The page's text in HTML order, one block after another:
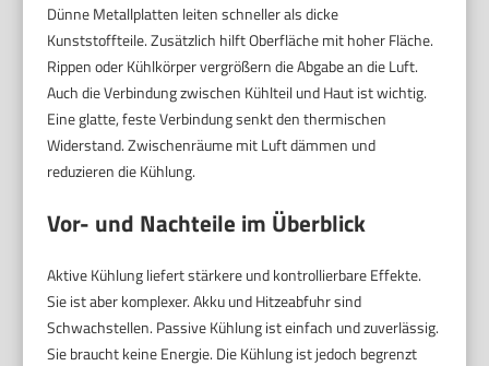
Dünne Metallplatten leiten schneller als dicke
Kunststoffteile. Zusätzlich hilft Oberfläche mit hoher Fläche.
Rippen oder Kühlkörper vergrößern die Abgabe an die Luft.
Auch die Verbindung zwischen Kühlteil und Haut ist wichtig.
Eine glatte, feste Verbindung senkt den thermischen
Widerstand. Zwischenräume mit Luft dämmen und
reduzieren die Kühlung.
Vor- und Nachteile im Überblick
Aktive Kühlung liefert stärkere und kontrollierbare Effekte.
Sie ist aber komplexer. Akku und Hitzeabfuhr sind
Schwachstellen. Passive Kühlung ist einfach und zuverlässig.
Sie braucht keine Energie. Die Kühlung ist jedoch begrenzt